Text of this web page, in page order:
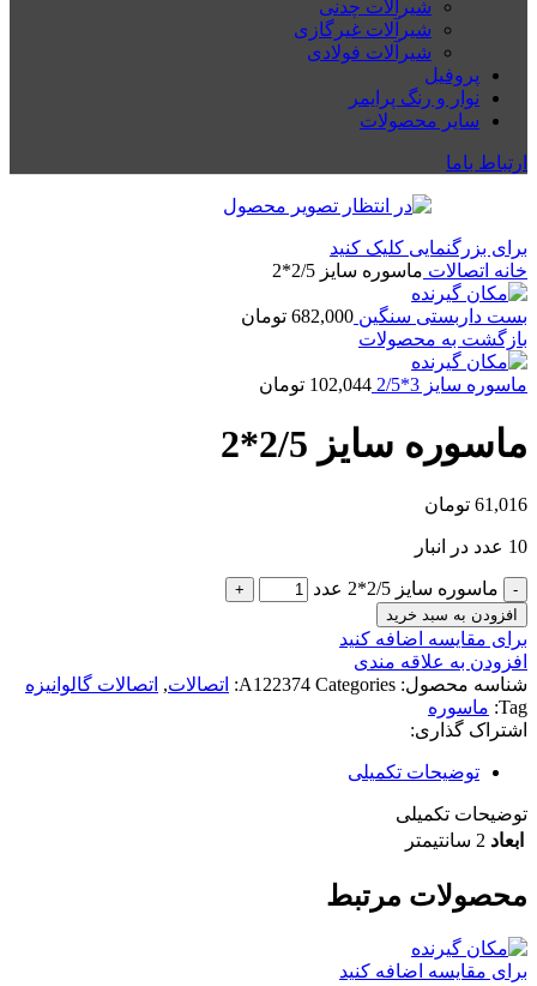
شیرآلات چدنی
شیرآلات غیرگازی
شیرآلات فولادی
پروفیل
نوار و رنگ پرایمر
سایر محصولات
ارتباط باما
برای بزرگنمایی کلیک کنید
خانه اتصالات ماسوره سایز 2/5*2
بست داربستی سنگین 682,000 تومان
بازگشت به محصولات
ماسوره سایز 3*2/5 102,044 تومان
ماسوره سایز 2/5*2
61,016 تومان
10 عدد در انبار
ماسوره سایز 2/5*2 عدد
افزودن به سبد خرید
برای مقایسه اضافه کنید
افزودن به علاقه مندی
شناسه محصول:
A122374 Categories: اتصالات, اتصالات گالوانیزه
Tag: ماسوره
اشتراک گذاری:
توضیحات تکمیلی
توضیحات تکمیلی
ابعاد 2 سانتیمتر
محصولات مرتبط
برای مقایسه اضافه کنید